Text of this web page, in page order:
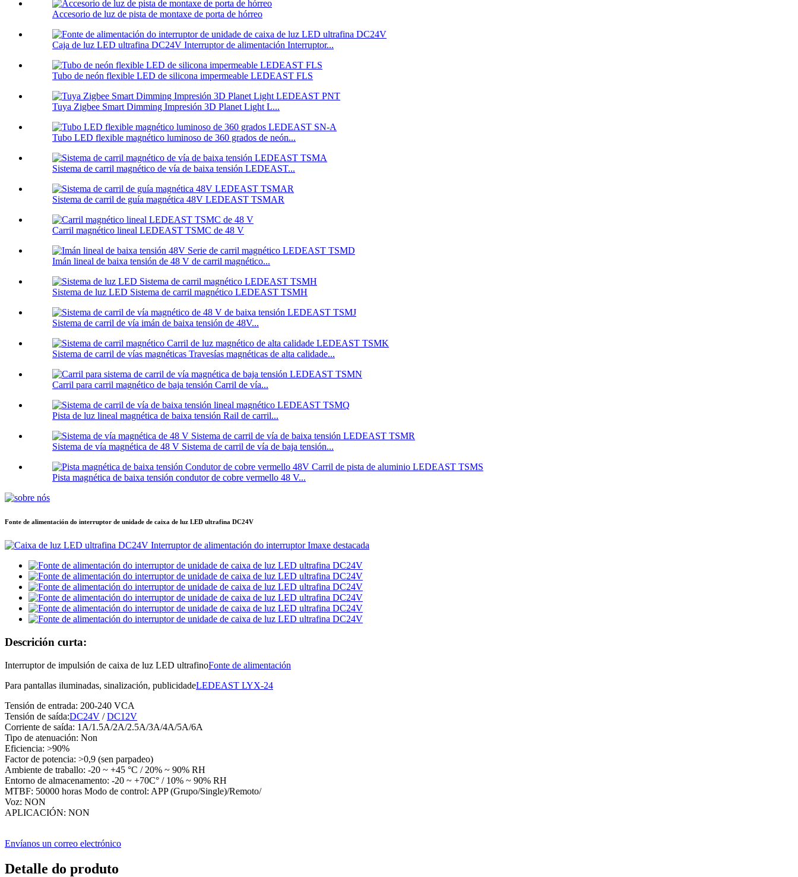
Accesorio de luz de pista de montaxe de porta de hórreo
Caja de luz LED ultrafina DC24V Interruptor de alimentación Interruptor...
Tubo de neón flexible LED de silicona impermeable LEDEAST FLS
Tuya Zigbee Smart Dimming Impresión 3D Planet Light L...
Tubo LED flexible magnético luminoso de 360 ​​grados de neón...
Sistema de carril magnético de vía de baixa tensión LEDEAST...
Sistema de carril de guía magnética 48V LEDEAST TSMAR
Carril magnético lineal LEDEAST TSMC de 48 V
Imán lineal de baixa tensión de 48 V de carril magnético...
Sistema de luz LED Sistema de carril magnético LEDEAST TSMH
Sistema de carril de vía imán de baixa tensión de 48V...
Sistema de carril de vías magnéticas Travesías magnéticas de alta calidade...
Carril para carril magnético de baja tensión Carril de vía...
Pista de luz lineal magnética de baixa tensión Rail de carril...
Sistema de vía magnética de 48 V Sistema de carril de vía de baja tensión...
Pista magnética de baixa tensión condutor de cobre vermello 48 V...
Fonte de alimentación do interruptor de unidade de caixa de luz LED ultrafina DC24V
Descrición curta:
Interruptor de impulsión de caixa de luz LED ultrafinoFonte de alimentación
Para pantallas iluminadas, sinalización, publicidadeLEDEAST LYX-24
Tensión de entrada: 200-240 VCA
Tensión de saída:DC24V /DC12V
Corriente de saída: 1A/1.5A/2A/2.5A/3A/4A/5A/6A
Tipo de atenuación: Non
Eficiencia: >90%
Factor de potencia: >0,9 (sen parpadeo)
Ambiente de traballo: -20 ~ +45 °C / 20% ~ 90% RH
Entorno de almacenamento: -20 ~ +70C° / 10% ~ 90% RH
MTBF: 50000 horas Modo de control: APP (Grupo/Single)/Remoto/
Voz: NON
APLICACIÓN: NON
Envíanos un correo electrónico
Detalle do produto